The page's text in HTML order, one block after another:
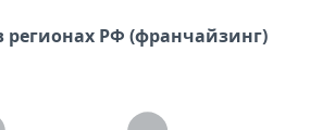
РФ (франчайзинг)